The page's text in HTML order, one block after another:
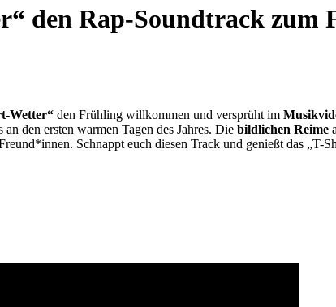
den Rap-Soundtrack zum
Wetter“ den Frühling willkommen und versprüht im
den ersten warmen Tagen des Jahres. Die bildlichen Reime
Schnappt euch diesen Track und genießt das „T-